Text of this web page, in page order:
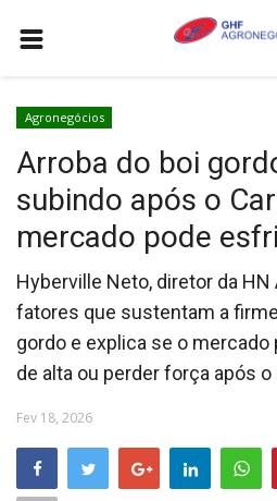
AGRONEGÓCIOS
LEILÕES
FEIRAS E EVENTOS
COTAÇÕES
COMO ANUNCIAR
COLUNISTA
QUEM SOMOS
CONTATO
Agronegócios
Arroba do boi
subindo após o
mercado pode
Hyberville Neto, diretor da HN
fatores que sustentam a
gordo e explica se o
de alta ou perder força após o
Fev 18, 2026